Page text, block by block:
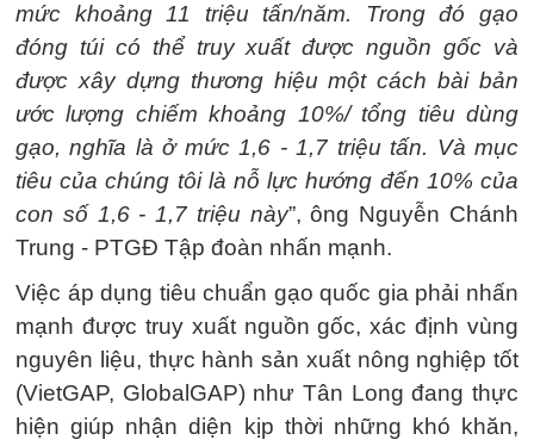
mức khoảng 11 triệu tấn/năm. Trong đó gạo
đóng túi có thể truy xuất được nguồn gốc và
được xây dựng thương hiệu một cách bài bản
ước lượng chiếm khoảng 10%/ tổng tiêu dùng
gạo, nghĩa là ở mức 1,6 - 1,7 triệu tấn. Và mục
tiêu của chúng tôi là nỗ lực hướng đến 10% của
con số 1,6 - 1,7 triệu này”, ông Nguyễn Chánh
Trung - PTGĐ Tập đoàn nhấn mạnh.
Việc áp dụng tiêu chuẩn gạo quốc gia phải nhấn
mạnh được truy xuất nguồn gốc, xác định vùng
nguyên liệu, thực hành sản xuất nông nghiệp tốt
(VietGAP, GlobalGAP) như Tân Long đang thực
hiện giúp nhận diện kịp thời những khó khăn,